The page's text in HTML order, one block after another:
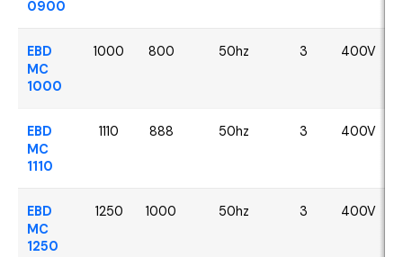
0900
EBD
MC
1000
1000 800 50hz 3 400V
EBD
MC
1110
1110 888 50hz 3 400V
EBD
MC
1250
1250 1000 50hz 3 400V